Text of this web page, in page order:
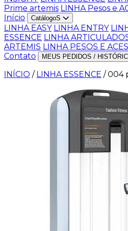
Prime artemis LINHA Pesos e
Início
CatálogoS
LINHA EASY LINHA ENTRY
ESSENCE LINHA
ARTEMIS LINHA PESOS E
Contato
MEUS PEDIDOS /
INÍCIO / LINHA ESSENCE / 004